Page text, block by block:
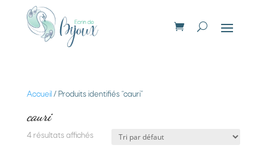
Accueil / Produits identifiés “cauri”
cauri
4 résultats affichés